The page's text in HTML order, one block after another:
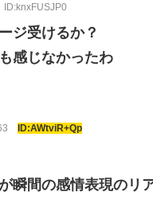
ID:knxFUSJP0
ジ受けるか？
感じなかったわ
ID:AWtviR+Qp
瞬間の感情表現のリ